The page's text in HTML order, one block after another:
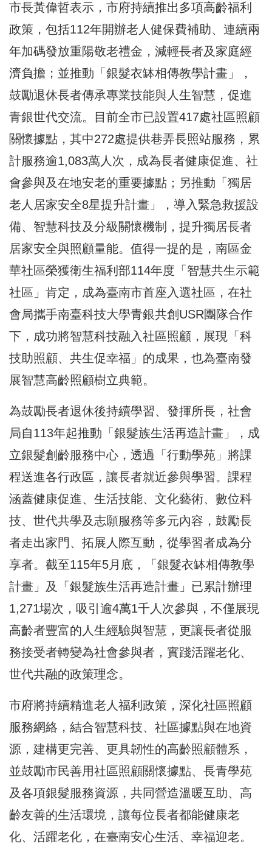
市長黃偉哲表示，市府持續推出多項高齡福利
政策，包括112年開辦老人健保費補助、連續兩
年加碼發放重陽敬老禮金，減輕長者及家庭經
濟負擔；並推動「銀髮衣缽相傳教學計畫」，
鼓勵退休長者傳承專業技能與人生智慧，促進
青銀世代交流。目前全市已設置417處社區照顧
關懷據點，其中272處提供巷弄長照站服務，累
計服務逾1,083萬人次，成為長者健康促進、社
會參與及在地安老的重要據點；另推動「獨居
老人居家安全8星提升計畫」，導入緊急救援設
備、智慧科技及分級關懷機制，提升獨居長者
居家安全與照顧量能。值得一提的是，南區金
華社區榮獲衛生福利部114年度「智慧共生示範
社區」肯定，成為臺南市首座入選社區，在社
會局攜手南臺科技大學青銀共創USR團隊合作
下，成功將智慧科技融入社區照顧，展現「科
技助照顧、共生促幸福」的成果，也為臺南發
展智慧高齡照顧樹立典範。
為鼓勵長者退休後持續學習、發揮所長，社會
局自113年起推動「銀髮族生活再造計畫」，成
立銀髮創齡服務中心，透過「行動學苑」將課
程送進各行政區，讓長者就近參與學習。課程
涵蓋健康促進、生活技能、文化藝術、數位科
技、世代共學及志願服務等多元內容，鼓勵長
者走出家門、拓展人際互動，從學習者成為分
享者。截至115年5月底，「銀髮衣缽相傳教學
計畫」及「銀髮族生活再造計畫」已累計辦理
1,271場次，吸引逾4萬1千人次參與，不僅展現
高齡者豐富的人生經驗與智慧，更讓長者從服
務接受者轉變為社會參與者，實踐活躍老化、
世代共融的政策理念。
市府將持續精進老人福利政策，深化社區照顧
服務網絡，結合智慧科技、社區據點與在地資
源，建構更完善、更具韌性的高齡照顧體系，
並鼓勵市民善用社區照顧關懷據點、長青學苑
及各項銀髮服務資源，共同營造溫暖互助、高
齡友善的生活環境，讓每位長者都能健康老
化、活躍老化，在臺南安心生活、幸福迎老。